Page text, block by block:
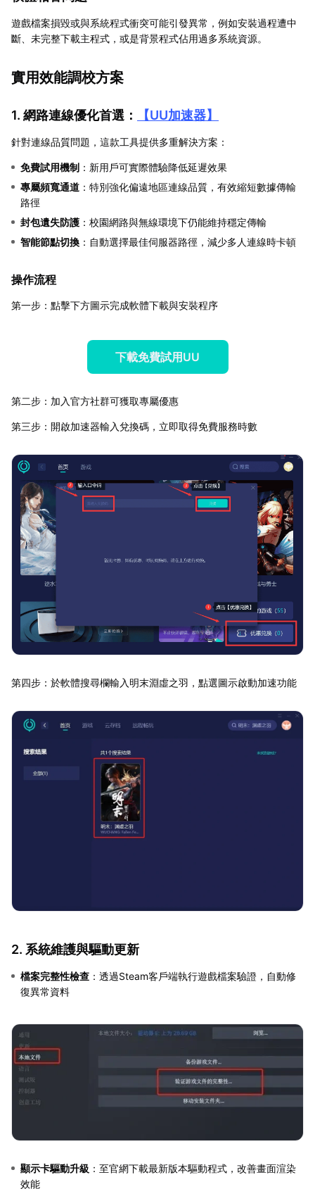
遊戲檔案損毀或與系統程式衝突可能引發異常，例如安裝過程遭中
斷、未完整下載主程式，或是背景程式佔用過多系統資源。
實用效能調校方案
1. 網路連線優化首選： 【UU加速器】
針對連線品質問題，這款工具提供多重解決方案：
免費試用機制 ：新用戶可實際體驗降低延遲效果
專屬頻寬通道 ：特別強化偏遠地區連線品質，有效縮短數據傳輸
路徑
封包遺失防護 ：校園網路與無線環境下仍能維持穩定傳輸
智能節點切換 ：自動選擇最佳伺服器路徑，減少多人連線時卡頓
操作流程
第一步：點擊下方圖示完成軟體下載與安裝程序
下載免費試用UU
第二步：加入官方社群可獲取專屬優惠
第三步：開啟加速器輸入兌換碼，立即取得免費服務時數
第四步：於軟體搜尋欄輸入明末淵虛之羽，點選圖示啟動加速功能
2. 系統維護與驅動更新
檔案完整性檢查 ：透過Steam客戶端執行遊戲檔案驗證，自動修
復異常資料
顯示卡驅動升級 ：至官網下載最新版本驅動程式，改善畫面渲染
效能